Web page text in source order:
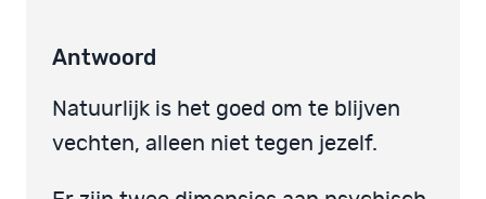
Antwoord
Natuurlijk is het goed om te blijven
vechten, alleen niet tegen jezelf.